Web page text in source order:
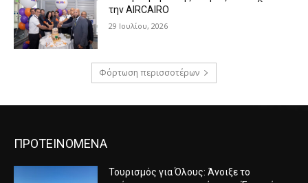
την AIRCAIRO
29 Ιουλίου, 2026
Φόρτωση περισσοτέρων
ΠΡΟΤΕΙΝΟΜΕΝΑ
Τουρισμός για Όλους: Άνοιξε το